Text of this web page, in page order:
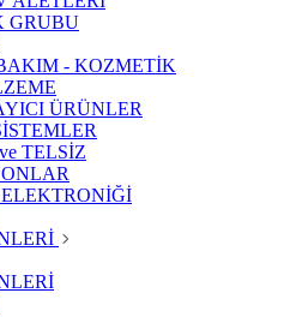
GRUBU
- KOZMETİK
ÜRÜNLER
TELSİZ